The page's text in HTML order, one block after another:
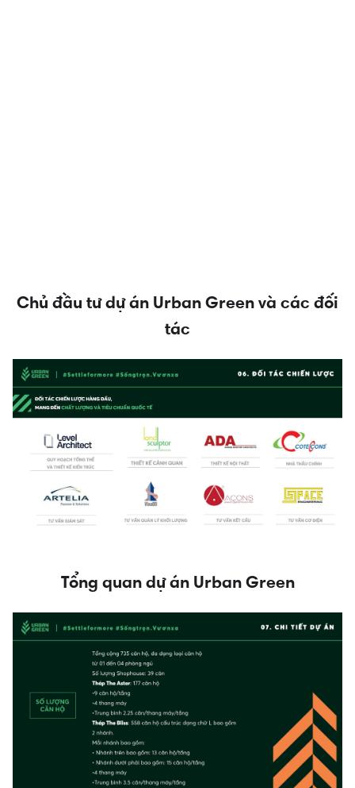
Chủ đầu tư dự án Urban Green và các đối
tác
Tổng quan dự án Urban Green